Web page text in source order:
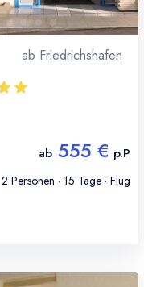
ab Friedrichshafen
ab 555 € p.P
2 Personen · 15 Tage · Flug